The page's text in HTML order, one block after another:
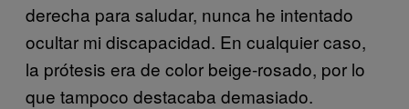
derecha para saludar, nunca he intentado
ocultar mi discapacidad. En cualquier caso,
la prótesis era de color beige-rosado, por lo
que tampoco destacaba demasiado.